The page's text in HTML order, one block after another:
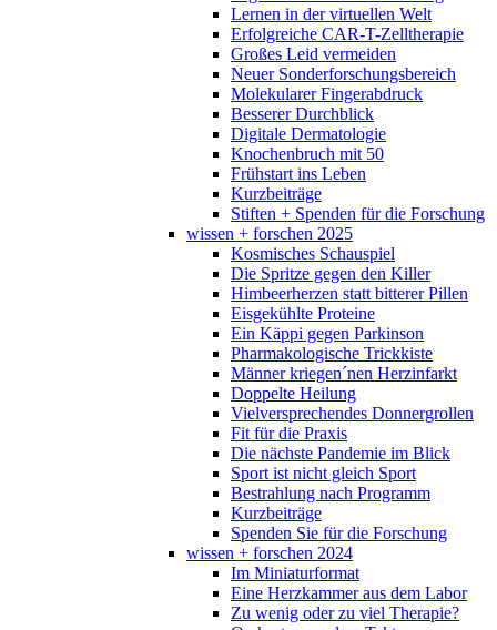
Lernen in der virtuellen Welt
Erfolgreiche CAR-T-Zelltherapie
Großes Leid vermeiden
Neuer Sonderforschungsbereich
Molekularer Fingerabdruck
Besserer Durchblick
Digitale Dermatologie
Knochenbruch mit 50
Frühstart ins Leben
Kurzbeiträge
Stiften + Spenden für die Forschung
wissen + forschen 2025
Kosmisches Schauspiel
Die Spritze gegen den Killer
Himbeerherzen statt bitterer Pillen
Eisgekühlte Proteine
Ein Käppi gegen Parkinson
Pharmakologische Trickkiste
Männer kriegen´nen Herzinfarkt
Doppelte Heilung
Vielversprechendes Donnergrollen
Fit für die Praxis
Die nächste Pandemie im Blick
Sport ist nicht gleich Sport
Bestrahlung nach Programm
Kurzbeiträge
Spenden Sie für die Forschung
wissen + forschen 2024
Im Miniaturformat
Eine Herzkammer aus dem Labor
Zu wenig oder zu viel Therapie?